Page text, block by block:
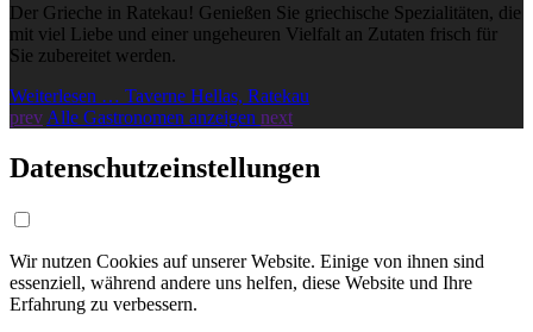
Der Grieche in Ratekau! Genießen Sie griechische Spezialitäten, die
mit viel Liebe und einer ungeheuren Vielfalt an Zutaten frisch für
Sie zubereitet werden.
Weiterlesen … Taverne Hellas, Ratekau
prev Alle Gastronomen anzeigen next
Datenschutzeinstellungen
Wir nutzen Cookies auf unserer Website. Einige von ihnen sind
essenziell, während andere uns helfen, diese Website und Ihre
Erfahrung zu verbessern.